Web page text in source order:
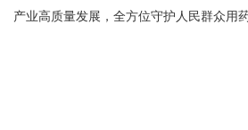
产业高质量发展，全方位守护人民群众用